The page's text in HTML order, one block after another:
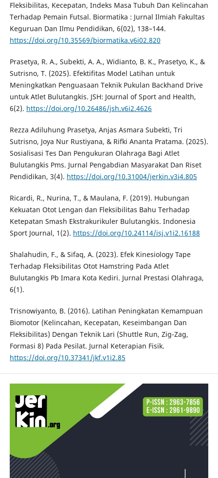
Fleksibilitas, Kecepatan, Indeks Masa Tubuh Dan Kelincahan
Terhadap Pemain Futsal. Biormatika : Jurnal Ilmiah Fakultas
Keguruan Dan Ilmu Pendidikan, 6(02), 138–144.
https://doi.org/10.35569/biormatika.v6i02.820
Prasetya, R. A., Subekti, A. A., Widianto, B. K., Prasetyo, K., &
Sutrisno, T. (2025). Efektifitas Model Latihan untuk
Meningkatkan Penguasaan Teknik Pukulan Backhand Drive
untuk Atlet Bulutangkis. JSH: Journal of Sport and Health,
6(2). https://doi.org/10.26486/jsh.v6i2.4626
Rezza Adiluhung Prasetya, Anjas Asmara Subekti, Tri
Sutrisno, Joya Nur Rustiyana, & Rifki Ananta Pratama. (2025).
Sosialisasi Tes Dan Pengukuran Olahraga Bagi Atlet
Bulutangkis Pms. Jurnal Pengabdian Masyarakat Dan Riset
Pendidikan, 3(4). https://doi.org/10.31004/jerkin.v3i4.805
Ricardi, R., Nurina, T., & Maulana, F. (2019). Hubungan
Kekuatan Otot Lengan dan Fleksibilitas Bahu Terhadap
Ketepatan Smash Ekstrakurikuler Bulutangkis. Indonesia
Sport Journal, 1(2). https://doi.org/10.24114/isj.v1i2.16188
Shalahudin, F., & Sifaq, A. (2023). Efek Kinesiology Tape
Terhadap Fleksibilitas Otot Hamstring Pada Atlet
Bulutangkis Pb Imara Kota Kediri. Jurnal Prestasi Olahraga,
6(1).
Trisnowiyanto, B. (2016). Latihan Peningkatan Kemampuan
Biomotor (Kelincahan, Kecepatan, Keseimbangan Dan
Fleksibilitas) Dengan Teknik Lari (Shuttle Run, Zig-Zag,
Formasi 8) Pada Pesilat. Jurnal Keterapian Fisik.
https://doi.org/10.37341/jkf.v1i2.85